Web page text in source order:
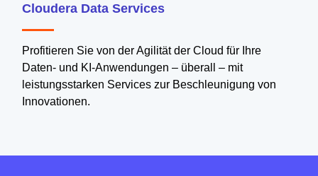
Cloudera Data Services
Profitieren Sie von der Agilität der Cloud für Ihre
Daten- und KI-Anwendungen – überall – mit
leistungsstarken Services zur Beschleunigung von
Innovationen.